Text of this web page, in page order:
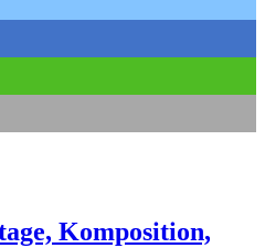
Komposition,